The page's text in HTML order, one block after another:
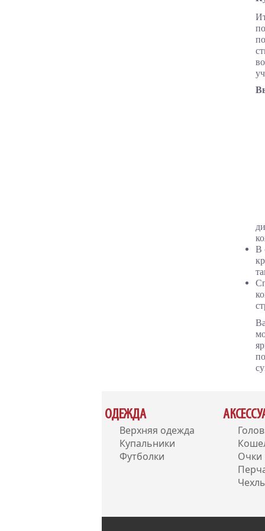
В
ОДЕЖДА
Верхняя одежда
Купальники
Футболки
Очки